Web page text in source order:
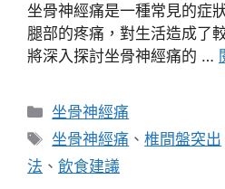
坐骨神經痛是一種常見的症
腿部的疼痛，對生活造成了
將深入探討坐骨神經痛的 …
分
類
坐骨神經痛
標
籤
坐骨神經痛 、椎間盤突出
法 、 飲食建議